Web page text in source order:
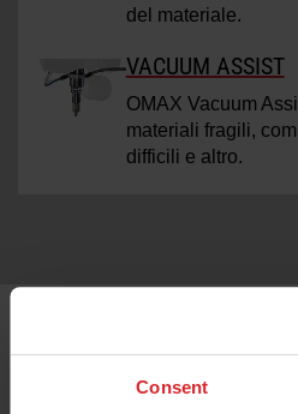
Consent
del materiale.
VACUUM ASSIST
OMAX Vacuum
materiali fragili,
difficili e altro.